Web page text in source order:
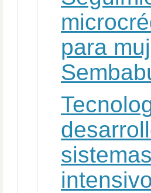
para